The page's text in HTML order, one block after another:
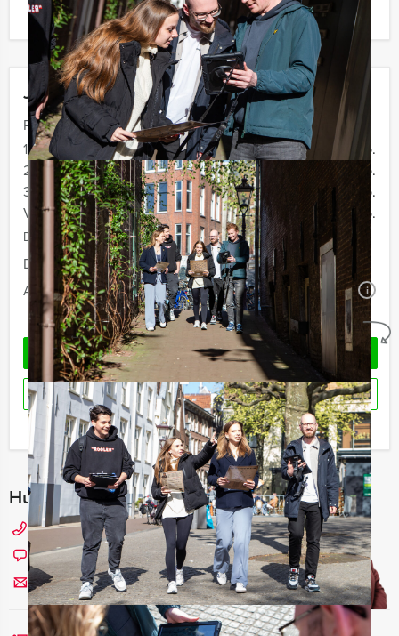
Jouw uitje
Prijs :
12 -19 personen
€ 59,50 p.p.
20 - 29 personen
€ 56,50 p.p.
30 - 29 personen
€ 54,50 p.p.
Vanaf 40 personen
€ 52,50 p.p.
De prijzen zijn exclusief BTW
Duur:
5 uur
Aantal:
Minimaal 12 personen i
Geheel vrijblijvend
OFFERTE AANVRAGEN
RESERVEREN
Ik heb een vraag over dit uitje
Hulp nodig bij het kiezen?
076 20 30 005
Chat met Maaike
Stuur ons een mailtje
spelplezier, concurrentie én samenwerking.